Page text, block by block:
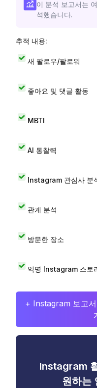
이 분석 보고서는
석했습니다.
추적 내용:
새 팔로우/팔로워
좋아요 및 댓글 활동
MBTI
AI 통찰력
Instagram 관심사 분
관계 분석
방문한 장소
익명 Instagram 스토
+ Instagram 보고
Instagram
원하는